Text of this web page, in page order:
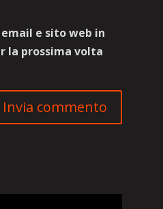
e sito web in
la prossima volta